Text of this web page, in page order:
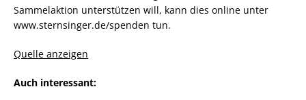
Sammelaktion unterstützen will, kann dies online unter
www.sternsinger.de/spenden tun.
Quelle anzeigen
Auch interessant: